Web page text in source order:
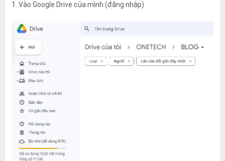
1. Vào Google Drive của mình (đăng nhập)